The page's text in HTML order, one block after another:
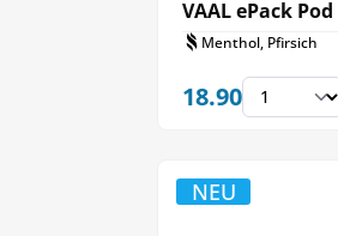
VAAL ePack
Menthol, Pfirsich
18.90
NEU